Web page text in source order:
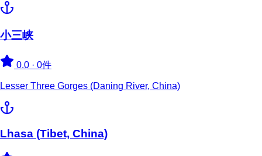
小三峡
0.0 · 0件
Lesser Three Gorges (Daning River, China)
Lhasa (Tibet, China)